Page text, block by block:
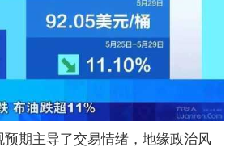
期主导了交易情绪，地缘政治风